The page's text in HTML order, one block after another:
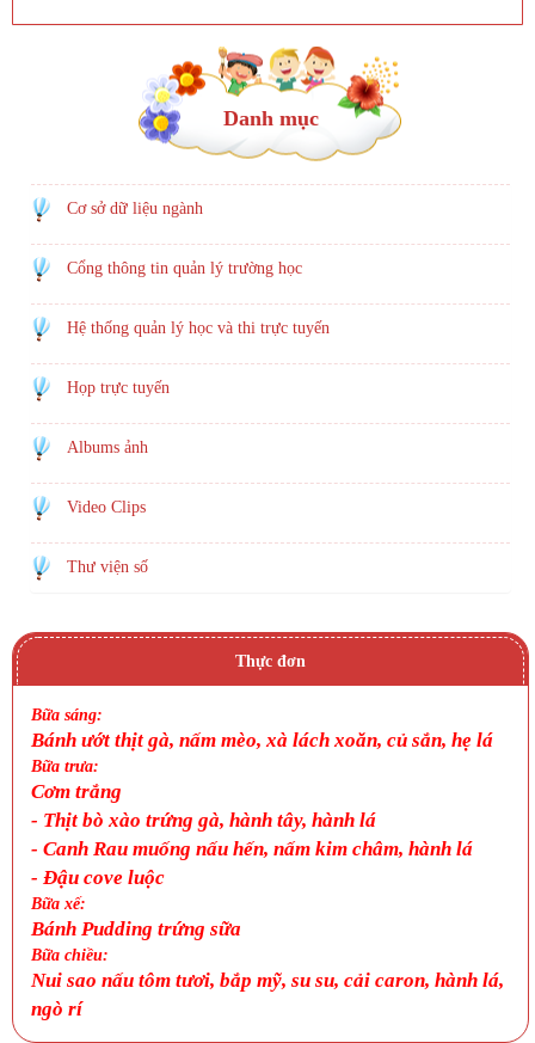
Danh mục
Cơ sở dữ liệu ngành
Cổng thông tin quản lý trường học
Hệ thống quản lý học và thi trực tuyến
Họp trực tuyến
Albums ảnh
Video Clips
Thư viện số
Thực đơn
Bữa sáng:
Bánh ướt thịt gà, nấm mèo, xà lách xoăn, củ sắn, hẹ lá
Bữa trưa:
Cơm trắng
- Thịt bò xào trứng gà, hành tây, hành lá
- Canh Rau muống nấu hến, nấm kim châm, hành lá
- Đậu cove luộc
Bữa xế:
Bánh Pudding trứng sữa
Bữa chiều:
Nui sao nấu tôm tươi, bắp mỹ, su su, cải caron, hành lá,
ngò rí